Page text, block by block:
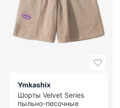
Ymkashix
Шорты Velvet Series
пыльно-песочные